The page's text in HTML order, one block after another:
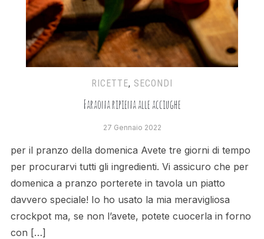
RICETTE, SECONDI
Faraona ripiena alle acciughe
27 Gennaio 2022
per il pranzo della domenica Avete tre giorni di tempo
per procurarvi tutti gli ingredienti. Vi assicuro che per
domenica a pranzo porterete in tavola un piatto
davvero speciale! Io ho usato la mia meravigliosa
crockpot ma, se non l’avete, potete cuocerla in forno
con […]